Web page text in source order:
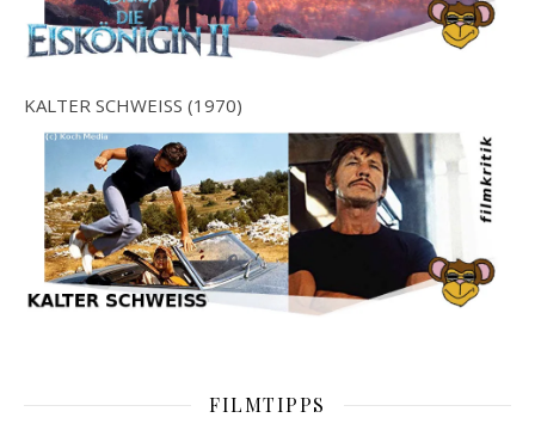
KALTER SCHWEISS (1970)
FILMTIPPS